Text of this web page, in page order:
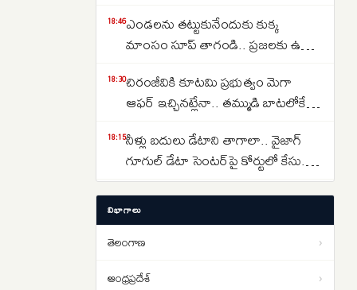
18:46ఎండలను తట్టుకునేందుకు కుక్క
మాంసం సూప్ తాగండి.. ప్రజలకు ఉత్తర
18:30చిరంజీవికి కూటమి ప్రభుత్వం మెగా
ఆఫర్ ఇచ్చినట్లేనా.. తమ్ముడి బాటలోకే
18:15నీళ్లు బదులు డేటాని తాగాలా.. వైజాగ్
గూగుల్ డేటా సెంటర్‌పై కోర్టులో కేసు..
ఎవరేశారంటే..
17:11బంగారం ధర 37% పడిపోతుందా..?
వరల్డ్ గోల్డ్ కౌన్సిల్ నివేదిక చెబుతున్న
సంచలన విషయాలు ఇవే…
రంగనాథ్ ఎందుకు టార్గెట్ అయ్యారు..
హైకోర్టు తీవ్ర వ్యాఖ్యల వెనుక ఏం
విభాగాలు
తెలంగాణ ›
ఆంధ్రప్రదేశ్ ›